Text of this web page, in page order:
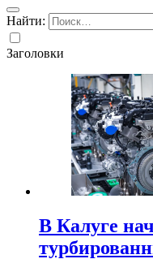
Найти:
Заголовки
В Калуге